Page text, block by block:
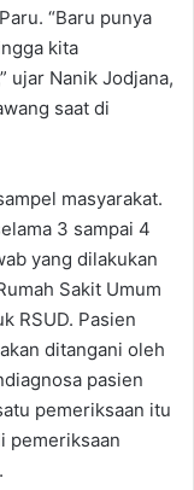
“Baru punya
kita
ujar Nanik Jodjana,
saat di
masyarakat.
3 sampai 4
yang dilakukan
Sakit Umum
RSUD. Pasien
ditangani oleh
pasien
pemeriksaan itu
pemeriksaan